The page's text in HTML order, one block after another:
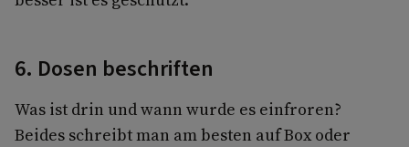
6. Dosen beschriften
Was ist drin und wann wurde es einfroren?
Beides schreibt man am besten auf Box oder